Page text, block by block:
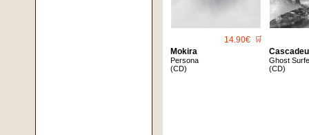
14.90€ 🛒
Mokira
Persona
(CD)
Ghost
(CD)